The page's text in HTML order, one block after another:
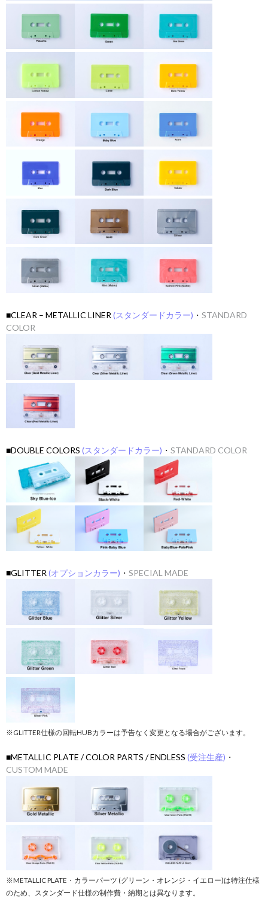
■CLEAR – METALLIC LINER (スタンダードカラー) ・ STANDARD
COLOR
■DOUBLE COLORS (スタンダードカラー) ・ STANDARD COLOR
■GLITTER (オプションカラー) ・ SPECIAL MADE
※GLITTER仕様の回転HUBカラーは予告なく変更となる場合がございます。
■METALLIC PLATE / COLOR PARTS / ENDLESS (受注生産) ・
CUSTOM MADE
※METALLIC PLATE・カラーパーツ (グリーン・オレンジ・イエロー)は特注仕様
のため、スタンダード仕様の制作費・納期とは異なります。